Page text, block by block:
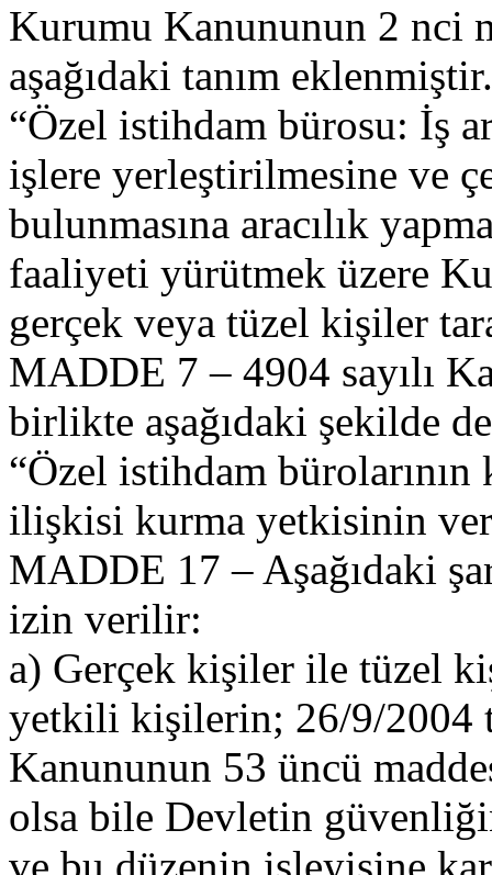
Kurumu Kanununun 2 nci
aşağıdaki tanım eklenmiştir.
“Özel istihdam bürosu: İş
işlere yerleştirilmesine ve
bulunmasına aracılık
faaliyeti yürütmek üzere
gerçek veya tüzel kişiler
MADDE 7 – 4904 sayılı
birlikte aşağıdaki şekilde
“Özel istihdam
ilişkisi kurma yetkisinin
MADDE 17 – Aşağıdaki
izin verilir:
a) Gerçek kişiler ile tüzel
yetkili kişilerin; 26/9/2004
Kanununun 53 üncü
olsa bile Devletin